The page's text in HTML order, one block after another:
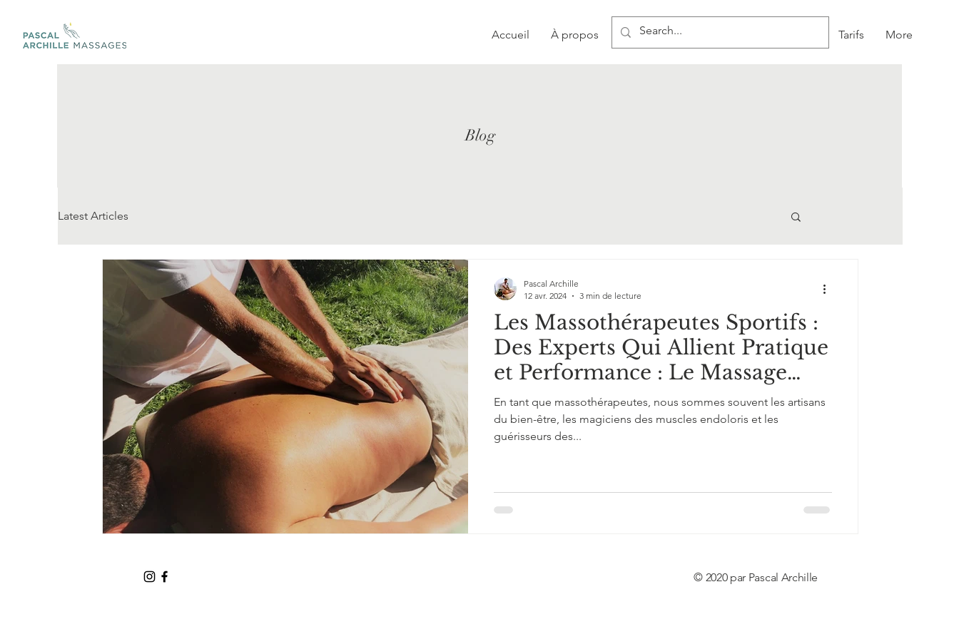
Accueil À propos Massages Tarifs More
Blog
Latest Articles
Les Massothérapeutes Sportifs :
Des Experts Qui Allient Pratique
et Performance : Le Massage
sportif à Nice.
En tant que massothérapeutes, nous sommes souvent les artisans
du bien-être, les magiciens des muscles endoloris et les
guérisseurs des...
Pascal Archille
12 avr. 2024
3 min de lecture
© 2020 par Pascal Archille